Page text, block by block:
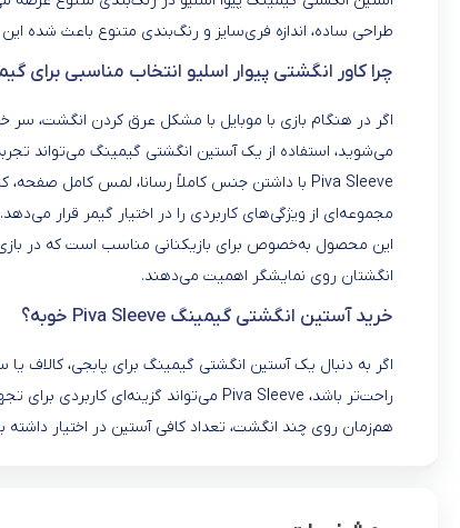
طراحی ساده، اندازه فری‌سایز و رنگ‌بندی متنوع باعث شده
چرا کاور انگشتی پیوار اسلیو انتخاب مناسبی برای
اگر در هنگام بازی با موبایل با مشکل عرق کردن انگشت،
می‌شوید، استفاده از یک آستین انگشتی گیمینگ می‌تواند
مجموعه‌ای از ویژگی‌های کاربردی را در اختیار گیمر قرار می‌دهد.
این محصول به‌خصوص برای بازیکنانی مناسب است که در
انگشتان روی نمایشگر اهمیت می‌دهند.
خرید آستین انگشتی گیمینگ Piva Sleeve خوبه؟
اگر به دنبال یک آستین انگشتی گیمینگ برای پابجی،
هم‌زمان روی چند انگشت، تعداد کافی آستین در اختیار داشته